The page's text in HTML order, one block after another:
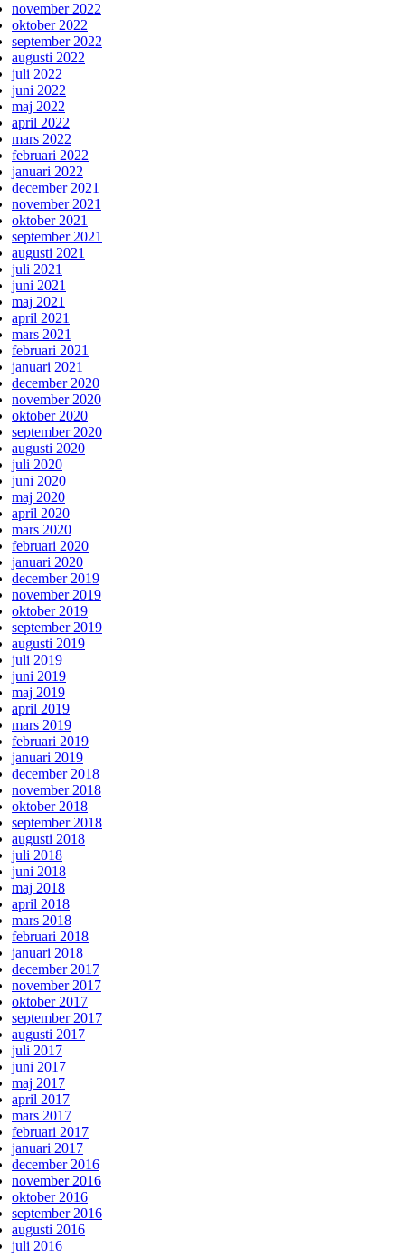
november 2022
oktober 2022
september 2022
augusti 2022
juli 2022
juni 2022
maj 2022
april 2022
mars 2022
februari 2022
januari 2022
december 2021
november 2021
oktober 2021
september 2021
augusti 2021
juli 2021
juni 2021
maj 2021
april 2021
mars 2021
februari 2021
januari 2021
december 2020
november 2020
oktober 2020
september 2020
augusti 2020
juli 2020
juni 2020
maj 2020
april 2020
mars 2020
februari 2020
januari 2020
december 2019
november 2019
oktober 2019
september 2019
augusti 2019
juli 2019
juni 2019
maj 2019
april 2019
mars 2019
februari 2019
januari 2019
december 2018
november 2018
oktober 2018
september 2018
augusti 2018
juli 2018
juni 2018
maj 2018
april 2018
mars 2018
februari 2018
januari 2018
december 2017
november 2017
oktober 2017
september 2017
augusti 2017
juli 2017
juni 2017
maj 2017
april 2017
mars 2017
februari 2017
januari 2017
december 2016
november 2016
oktober 2016
september 2016
augusti 2016
juli 2016